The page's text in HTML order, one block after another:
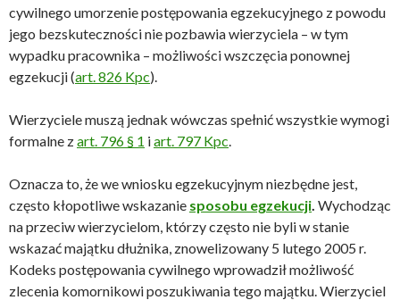
cywilnego umorzenie postępowania egzekucyjnego z powodu
jego bezskuteczności nie pozbawia wierzyciela – w tym
wypadku pra­cow­ni­ka – możliwości wszczęcia ponownej
egzekucji (art. 826 Kpc).
Wierzyciele muszą jednak wówczas spełnić wszystkie wymogi
formalne zart. 796 § 1 iart. 797 Kpc.
Oznacza to, że we wniosku egzekucyjnym niezbędne jest,
często kłopotliwe wskazanie sposobu egzekucji. Wychodząc
na przeciw wierzycielom, którzy często nie byli w stanie
wskazać majątku dłużnika, znowelizowany 5 lutego 2005 r.
Kodeks postępowania cywilnego wpro­wadził możliwość
zlecenia komornikowi poszukiwania tego majątku. Wierzyciel